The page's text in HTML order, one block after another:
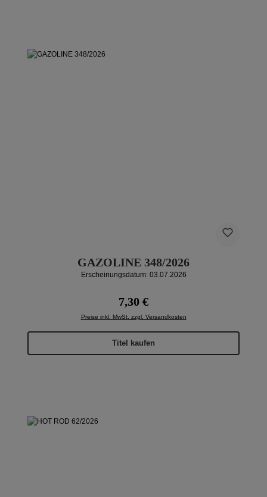
GAZOLINE 348/2026
Erscheinungsdatum: 03.07.2026
Regulärer Preis:
7,30 €
Preise inkl. MwSt. zzgl. Versandkosten
Titel kaufen